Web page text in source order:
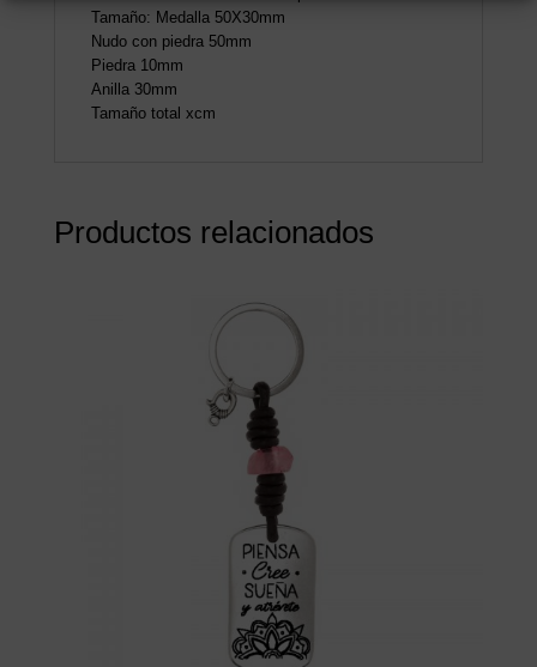
Tamaño: Medalla 50X30mm
Nudo con piedra 50mm
Piedra 10mm
Anilla 30mm
Tamaño total xcm
Productos relacionados